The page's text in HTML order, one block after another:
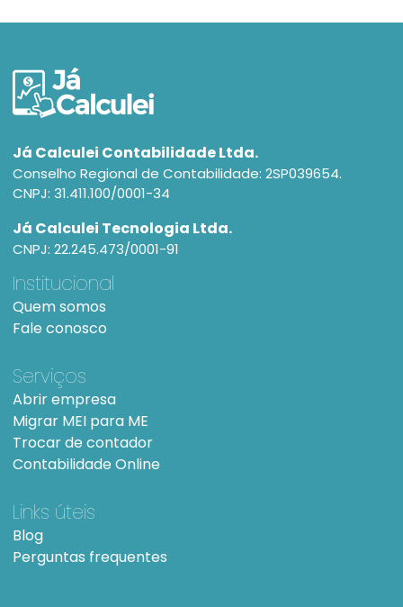
Já Calculei Contabilidade Ltda.
Conselho Regional de Contabilidade: 2SP039654.
CNPJ: 31.411.100/0001-34
Já Calculei Tecnologia Ltda.
CNPJ: 22.245.473/0001-91
Institucional
Quem somos
Fale conosco
Serviços
Abrir empresa
Migrar MEI para ME
Trocar de contador
Contabilidade Online
Links úteis
Blog
Perguntas frequentes